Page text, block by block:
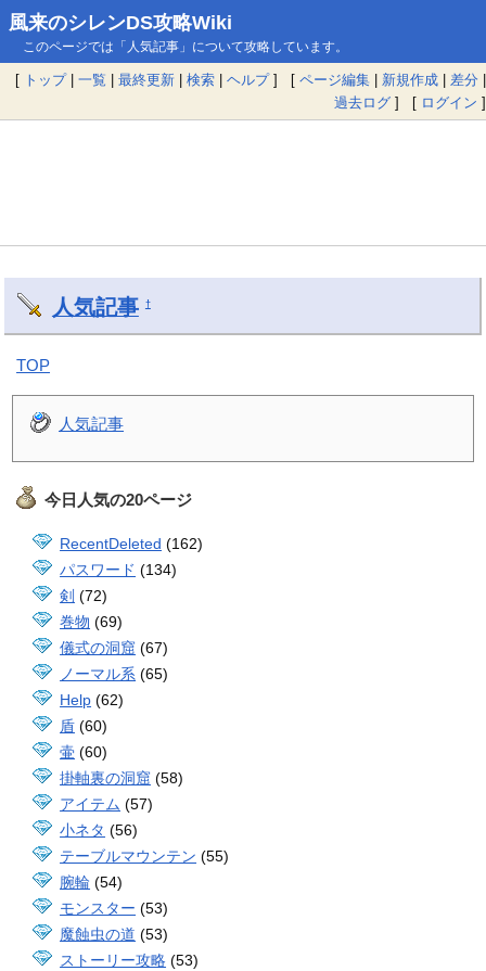
風来のシレンDS攻略Wiki
このページでは「人気記事」について攻略しています。
[ トップ| 一覧 | 最終更新 | 検索 | ヘルプ] [ ページ編集 | 新規作成 | 差分 |
過去ログ ] [ ログイン ]
人気記事 †
TOP
人気記事
今日人気の20ページ
RecentDeleted (162)
パスワード (134)
剣 (72)
巻物 (69)
儀式の洞窟 (67)
ノーマル系 (65)
Help (62)
盾 (60)
壷 (60)
掛軸裏の洞窟 (58)
アイテム (57)
小ネタ (56)
テーブルマウンテン (55)
腕輪 (54)
モンスター (53)
魔蝕虫の道 (53)
ストーリー攻略 (53)